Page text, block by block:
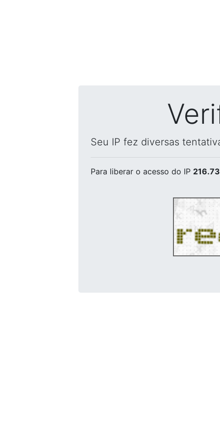
Seu IP fez diversas
Para liberar o acesso do IP